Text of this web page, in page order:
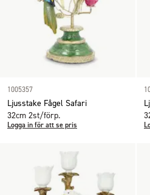
1005357
Ljusstake Fågel Safari
32cm 2st/förp.
Logga in för att se pris